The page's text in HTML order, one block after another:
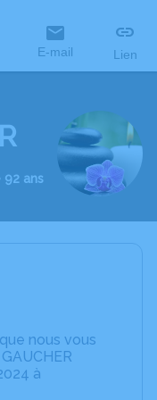
E-mail Lien
ans
nous vous
à